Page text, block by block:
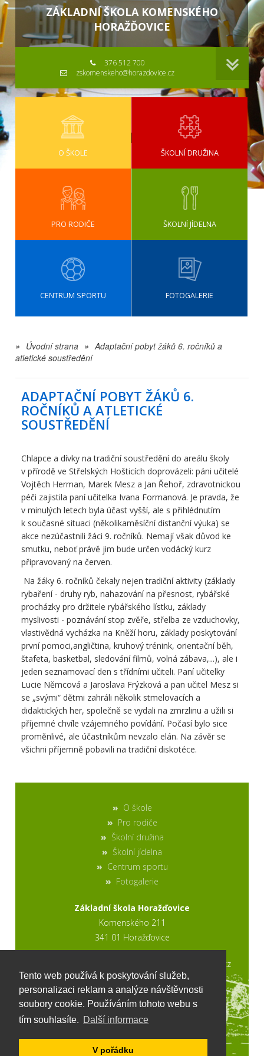
Tento web používá k poskytování služeb,
personalizaci reklam a analýze návštěvnosti
soubory cookie. Používáním tohoto webu s
tím souhlasíte. Další informace
V pořádku
ZÁKLADNÍ ŠKOLA KOMENSKÉHO
HORAŽĎOVICE
376 512 700
zskomenskeho@horazdovice.cz
O ŠKOLE ŠKOLNÍ DRUŽINA
PRO RODIČE ŠKOLNÍ JÍDELNA
CENTRUM SPORTU FOTOGALERIE
» Úvodní strana » Adaptační pobyt žáků 6. ročníků a
atletické soustředění
ADAPTAČNÍ POBYT ŽÁKŮ 6.
ROČNÍKŮ A ATLETICKÉ
SOUSTŘEDĚNÍ
Chlapce a dívky na tradiční soustředění do areálu školy
v přírodě ve Střelských Hošticích doprovázeli: páni učitelé
Vojtěch Herman, Marek Mesz a Jan Řehoř, zdravotnickou
péči zajistila paní učitelka Ivana Formanová. Je pravda, že
v minulých letech byla účast vyšší, ale s přihlédnutím
k současné situaci (několikaměsíční distanční výuka) se
akce nezúčastnili žáci 9. ročníků. Nemají však důvod ke
smutku, neboť právě jim bude určen vodácký kurz
připravovaný na červen.
Na žáky 6. ročníků čekaly nejen tradiční aktivity (základy
rybaření - druhy ryb, nahazování na přesnost, rybářské
procházky pro držitele rybářského lístku, základy
myslivosti - poznávání stop zvěře, střelba ze vzduchovky,
vlastivědná vycházka na Kněží horu, základy poskytování
první pomoci,angličtina, kruhový trénink, orientační běh,
štafeta, basketbal, sledování filmů, volná zábava,...), ale i
jeden seznamovací den s třídními učiteli. Paní učitelky
Lucie Němcová a Jaroslava Frýzková a pan učitel Mesz si
se „svými“ dětmi zahráli několik stmelovacích a
didaktických her, společně se vydali na zmrzlinu a užili si
příjemné chvíle vzájemného povídání. Počasí bylo sice
proměnlivé, ale účastníkům nevzalo elán. Na závěr se
všichni příjemně pobavili na tradiční diskotéce.
O škole
Pro rodiče
Školní družina
Školní jídelna
Centrum sportu
Fotogalerie
Základní škola Horažďovice
Komenského 211
341 01 Horažďovice
2017 © výroba stránek www.ptweb.cz